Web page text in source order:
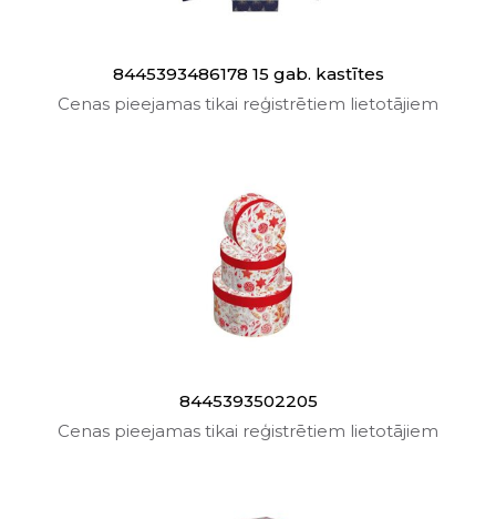
8445393486178 15 gab. kastītes
Cenas pieejamas tikai reģistrētiem lietotājiem
8445393502205
Cenas pieejamas tikai reģistrētiem lietotājiem